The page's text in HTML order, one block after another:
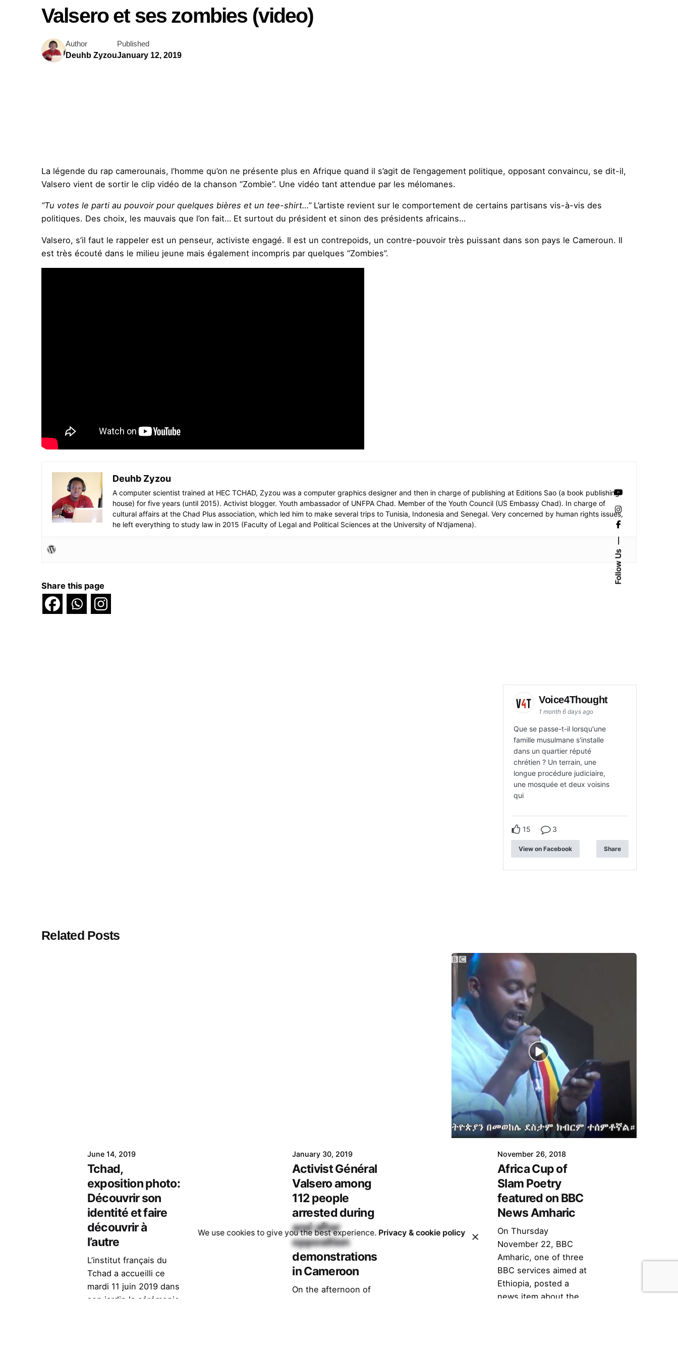
Follow Us
Valsero et ses zombies (video)
Author
Deuhb Zyzou
Published
January 12, 2019
La légende du rap camerounais, l’homme qu’on ne présente plus en Afrique quand il s’agit de l’engagement politique, opposant convaincu, se dit-il,
Valsero vient de sortir le clip vidéo de la chanson “Zombie”. Une vidéo tant attendue par les mélomanes.
“Tu votes le parti au pouvoir pour quelques bières et un tee-shirt…”L’artiste revient sur le comportement de certains partisans vis-à-vis des
politiques. Des choix, les mauvais que l’on fait… Et surtout du président et sinon des présidents africains…
Valsero, s’il faut le rappeler est un penseur, activiste engagé. Il est un contrepoids, un contre-pouvoir très puissant dans son pays le Cameroun. Il
est très écouté dans le milieu jeune mais également incompris par quelques “Zombies”.
Deuhb Zyzou
A computer scientist trained at HEC TCHAD, Zyzou was a computer graphics designer and then in charge of publishing at Editions Sao (a book publishing
house) for five years (until 2015). Activist blogger. Youth ambassador of UNFPA Chad. Member of the Youth Council (US Embassy Chad). In charge of
cultural affairs at the Chad Plus association, which led him to make several trips to Tunisia, Indonesia and Senegal. Very concerned by human rights issues,
he left everything to study law in 2015 (Faculty of Legal and Political Sciences at the University of N’djamena).
Share this page
Voice4Thought
1 month 6 days ago
Que se passe-t-il lorsqu'une
famille musulmane s'installe
dans un quartier réputé
chrétien ? Un terrain, une
longue procédure judiciaire,
une mosquée et deux voisins
qui
15 3
View on Facebook Share
Related Posts
June 14, 2019
Tchad,
exposition photo:
Découvrir son
identité et faire
découvrir à
l’autre
L’institut français du
Tchad a accueilli ce
mardi 11 juin 2019 dans
son jardin la cérémonie
January 30, 2019
Activist Général
Valsero among
112 people
arrested during
and after
opposition
demonstrations
in Cameroon
On the afternoon of
November 26, 2018
Africa Cup of
Slam Poetry
featured on BBC
News Amharic
On Thursday
November 22, BBC
Amharic, one of three
BBC services aimed at
Ethiopia, posted a
news item about the...
We use cookies to give you the best experience. Privacy & cookie policy